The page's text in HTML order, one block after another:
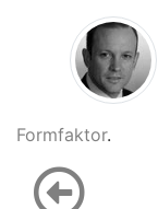
Formfaktor.